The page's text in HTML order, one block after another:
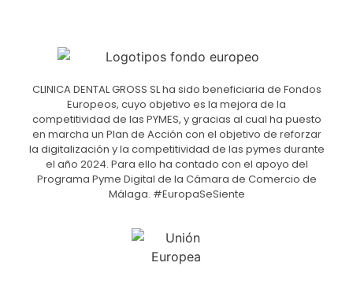
CLINICA DENTAL GROSS SL ha sido beneficiaria de Fondos
Europeos, cuyo objetivo es la mejora de la
competitividad de las PYMES, y gracias al cual ha puesto
en marcha un Plan de Acción con el objetivo de reforzar
la digitalización y la competitividad de las pymes durante
el año 2024. Para ello ha contado con el apoyo del
Programa Pyme Digital de la Cámara de Comercio de
Málaga. #EuropaSeSiente